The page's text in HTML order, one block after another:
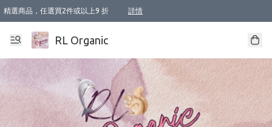
精選商品，任選買2件或以上9 折 詳情
XI周年優惠【新品自由選2件88折/3件85折】
XI周年優惠【Chakra 脈輪平衡自由選2件9折/3件85折/5件8折】
Florame 肌底自由選 2支9折 3支85折
XI周年優惠【蟲蟲退散 · 防衛結界﹞系列2件9折】
Sunki 任選2件95折
BIOFFICINA TOSCANA 任選2支9折 3支85折
Lamav 任選1件9折 2件85折
Mukti Organics 指定產品任選1件9折, 2件88折 3件85折
Intelligent Nutrients Skincare 任選2件9折
deodorant 任選2件88折
化妝品 任選2件95折
XI周年優惠【身心靈單品 任選2件9折/3件85折/5件8折】
XI周年優惠 【精油/香水 任選2件9折/3件85折/5件8折】
XI周年優惠【「關節到肌膚」全效養護 BODY OIL 組2件88折/3件85折】
XI周年優惠【夏日有機物理防曬套裝2件88折】
XI周年優惠【夏日潔面隨意選2件88折/3件85折】
XI周年優惠【逆齡奇蹟抗氧 11 自由選2件88折/3件85折/4件或以上8折】
新會員首次購物即享全單 95 折優惠！
成為VIP / VVIP 可享有生日月現金扣減獎賞優惠 !! 記得去賬户資料填上生日日期啦 !
選用順豐速運，滿$500 免運費
本地速遞 京東 送住宅/ 工商地址 $400 免運費
澳門訂單選用順豐速運，滿$800 免運費
RL Organic